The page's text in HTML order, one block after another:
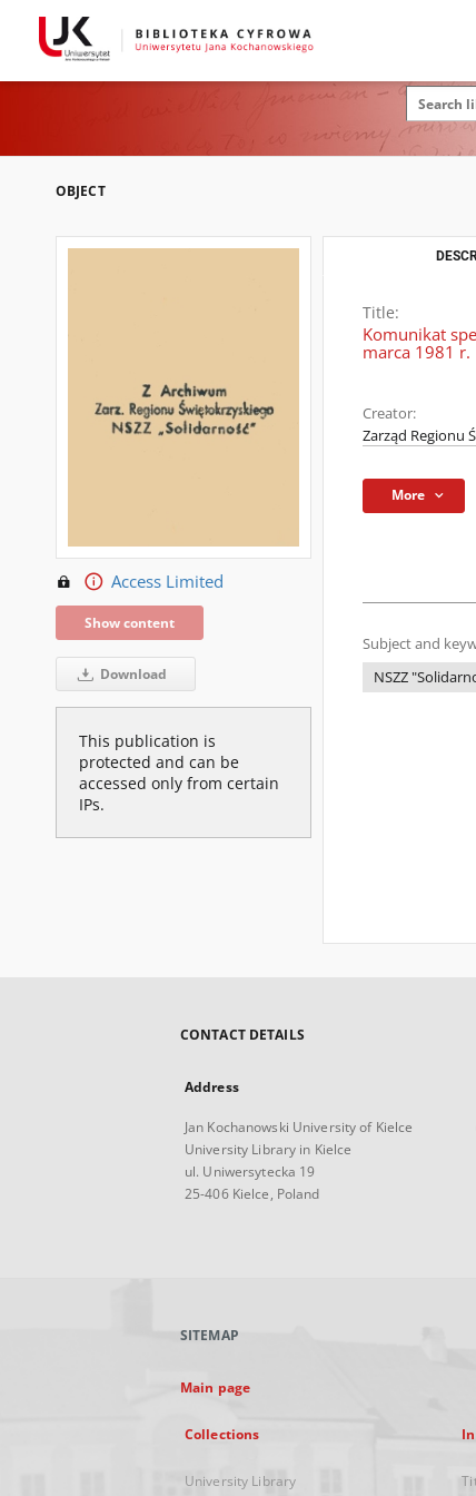
OBJECT
Access Limited
Show content
Download
This publication is
protected and can be
accessed only from certain
IPs.
Title:
Komunikat
marca 1981 r.
Creator:
Zarząd Regionu
More
Subject and
NSZZ
CONTACT DETAILS
Address
Jan Kochanowski University of Kielce
University Library in Kielce
ul. Uniwersytecka 19
25-406 Kielce, Poland
SITEMAP
Main page
Collections
University Library